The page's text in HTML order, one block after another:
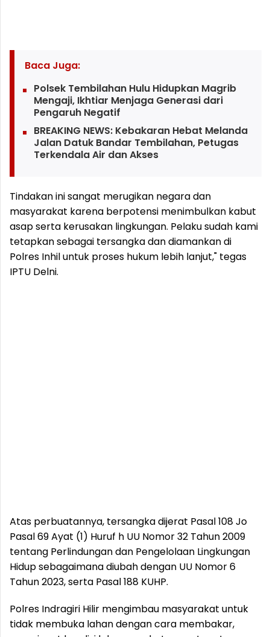
Baca Juga:
Polsek Tembilahan Hulu Hidupkan Magrib
Mengaji, Ikhtiar Menjaga Generasi dari
Pengaruh Negatif
BREAKING NEWS: Kebakaran Hebat Melanda
Jalan Datuk Bandar Tembilahan, Petugas
Terkendala Air dan Akses
Tindakan ini sangat merugikan negara dan
masyarakat karena berpotensi menimbulkan kabut
asap serta kerusakan lingkungan. Pelaku sudah kami
tetapkan sebagai tersangka dan diamankan di
Polres Inhil untuk proses hukum lebih lanjut," tegas
IPTU Delni.
Atas perbuatannya, tersangka dijerat Pasal 108 Jo
Pasal 69 Ayat (1) Huruf h UU Nomor 32 Tahun 2009
tentang Perlindungan dan Pengelolaan Lingkungan
Hidup sebagaimana diubah dengan UU Nomor 6
Tahun 2023, serta Pasal 188 KUHP.
Polres Indragiri Hilir mengimbau masyarakat untuk
tidak membuka lahan dengan cara membakar,